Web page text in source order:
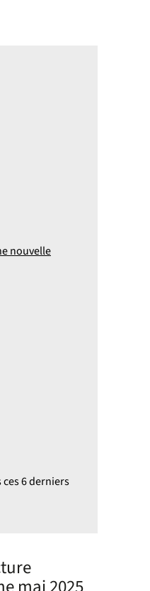
nouvelle
6 derniers